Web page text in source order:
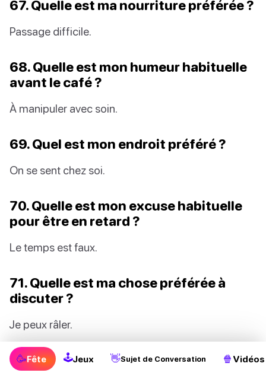
67. Quelle est ma nourriture préférée ?
Passage difficile.
68. Quelle est mon humeur habituelle
avant le café ?
À manipuler avec soin.
69. Quel est mon endroit préféré ?
On se sent chez soi.
70. Quelle est mon excuse habituelle
pour être en retard ?
Le temps est faux.
71. Quelle est ma chose préférée à
discuter ?
Je peux râler.
72. Quel est mon sujet de
🥳Fête 🕹Jeux 👋Sujet de Conversation 🍿 Vidéos